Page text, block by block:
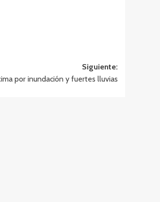
Siguiente:
por inundación y fuertes lluvias